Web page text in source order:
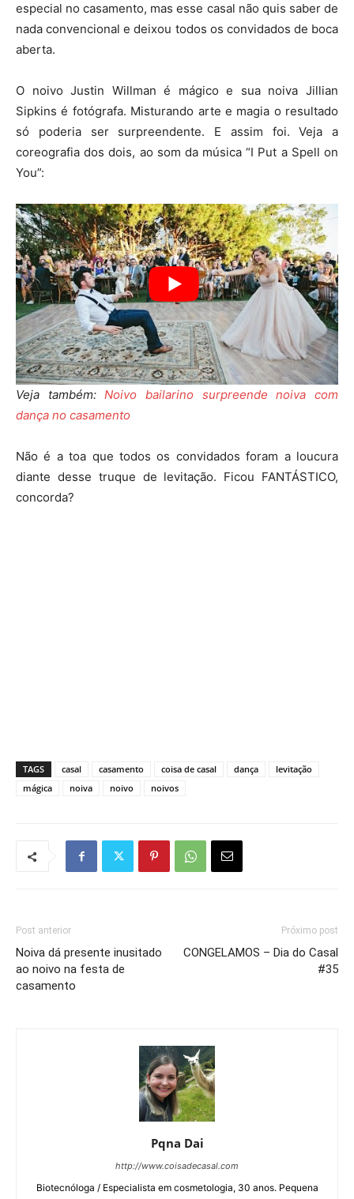
especial no casamento, mas esse casal não quis saber de
nada convencional e deixou todos os convidados de boca
aberta.
O noivo Justin Willman é mágico e sua noiva Jillian
Sipkins é fotógrafa. Misturando arte e magia o resultado
só poderia ser surpreendente. E assim foi. Veja a
coreografia dos dois, ao som da música “I Put a Spell on
You”:
Veja também:Noivo bailarino surpreende noiva com
dança no casamento
Não é a toa que todos os convidados foram a loucura
diante desse truque de levitação. Ficou FANTÁSTICO,
concorda?
TAGS casal casamento coisa de casal dança
levitação
mágica
noiva noivo noivos
Post anterior
Noiva dá presente inusitado
ao noivo na festa de
casamento
Próximo post
CONGELAMOS – Dia do Casal
#35
Pqna Dai
http://www.coisadecasal.com
Biotecnóloga / Especialista em cosmetologia, 30 anos. Pequena